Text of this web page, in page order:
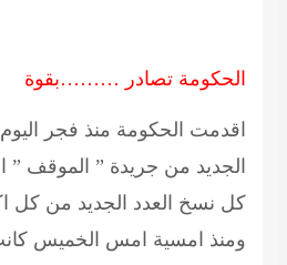
الحكومة تصادر ………بقوة
اقدمت الحكومة منذ فجر
الجديد من جريدة ” الموقف
كل نسخ العدد الجديد من كل
ومنذ امسية امس الخميس كانت